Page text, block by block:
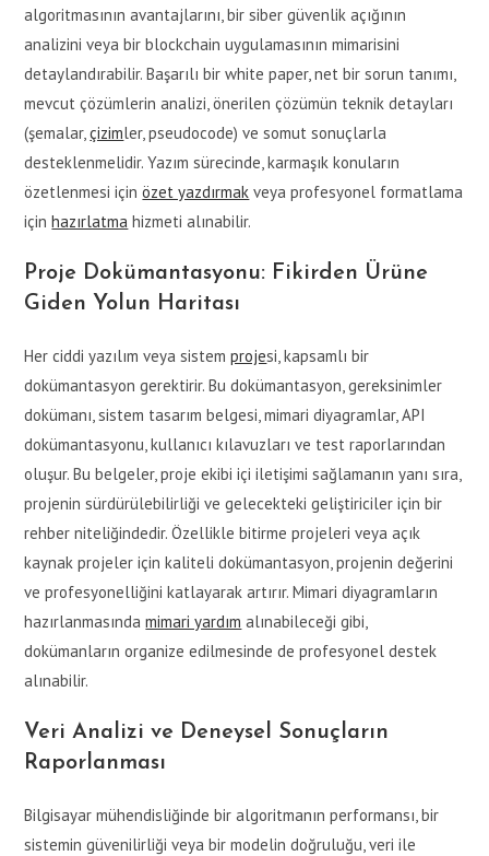
algoritmasının avantajlarını, bir siber güvenlik açığının
analizini veya bir blockchain uygulamasının mimarisini
detaylandırabilir. Başarılı bir white paper, net bir sorun tanımı,
mevcut çözümlerin analizi, önerilen çözümün teknik detayları
(şemalar,çizimler, pseudocode) ve somut sonuçlarla
desteklenmelidir. Yazım sürecinde, karmaşık konuların
özetlenmesi içinözet yazdırmak veya profesyonel formatlama
içinhazırlatma hizmeti alınabilir.
Proje Dokümantasyonu: Fikirden Ürüne
Giden Yolun Haritası
Her ciddi yazılım veya sistemprojesi, kapsamlı bir
dokümantasyon gerektirir. Bu dokümantasyon, gereksinimler
dokümanı, sistem tasarım belgesi, mimari diyagramlar, API
dokümantasyonu, kullanıcı kılavuzları ve test raporlarından
oluşur. Bu belgeler, proje ekibi içi iletişimi sağlamanın yanı sıra,
projenin sürdürülebilirliği ve gelecekteki geliştiriciler için bir
rehber niteliğindedir. Özellikle bitirme projeleri veya açık
kaynak projeler için kaliteli dokümantasyon, projenin değerini
ve profesyonelliğini katlayarak artırır. Mimari diyagramların
hazırlanmasındamimari yardım alınabileceği gibi,
dokümanların organize edilmesinde de profesyonel destek
alınabilir.
Veri Analizi ve Deneysel Sonuçların
Raporlanması
Bilgisayar mühendisliğinde bir algoritmanın performansı, bir
sistemin güvenilirliği veya bir modelin doğruluğu, veri ile